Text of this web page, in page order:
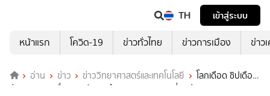
TH
เข้าสู่ระบบ
หน้าแรก
โควิด-19 ข่าวทั่วไทย ข่าวการเมือง ข่าว
อ่าน ข่าว ข่าววิทยาศาสตร์และเทคโนโลยี
โลกเดือด ชิปเดือด
ส่อง “วิกฤตคลื่นความร้อน” ทำ “Data Center” เสี่ยงล่ม